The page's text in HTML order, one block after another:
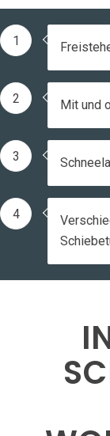
1
2 Mit und
3
4